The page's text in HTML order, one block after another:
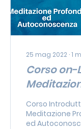
25 mag 2022 ∙1
Corso on-
(in
Corso
Meditazione
ed